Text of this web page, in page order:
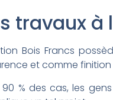
travaux à
Bois Francs
et comme finition
90 % des cas, les